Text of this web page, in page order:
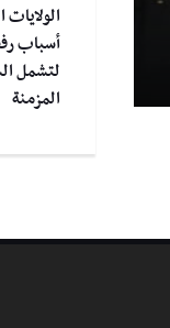
جاريد
يزور
الأيام المقبلة
أسباب
لتشمل
المزمنة